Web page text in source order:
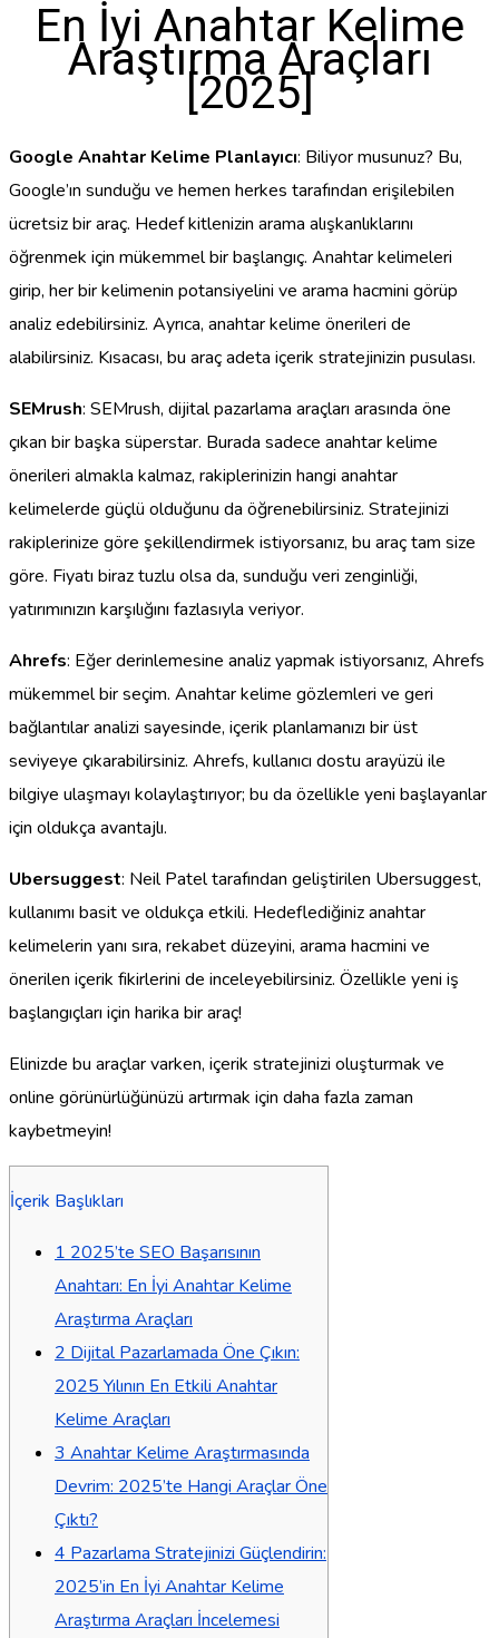
En İyi Anahtar Kelime
Araştırma Araçları
[2025]
Google Anahtar Kelime Planlayıcı: Biliyor musunuz? Bu,
Google’ın sunduğu ve hemen herkes tarafından erişilebilen
ücretsiz bir araç. Hedef kitlenizin arama alışkanlıklarını
öğrenmek için mükemmel bir başlangıç. Anahtar kelimeleri
girip, her bir kelimenin potansiyelini ve arama hacmini görüp
analiz edebilirsiniz. Ayrıca, anahtar kelime önerileri de
alabilirsiniz. Kısacası, bu araç adeta içerik stratejinizin pusulası.
SEMrush: SEMrush, dijital pazarlama araçları arasında öne
çıkan bir başka süperstar. Burada sadece anahtar kelime
önerileri almakla kalmaz, rakiplerinizin hangi anahtar
kelimelerde güçlü olduğunu da öğrenebilirsiniz. Stratejinizi
rakiplerinize göre şekillendirmek istiyorsanız, bu araç tam size
göre. Fiyatı biraz tuzlu olsa da, sunduğu veri zenginliği,
yatırımınızın karşılığını fazlasıyla veriyor.
Ahrefs: Eğer derinlemesine analiz yapmak istiyorsanız, Ahrefs
mükemmel bir seçim. Anahtar kelime gözlemleri ve geri
bağlantılar analizi sayesinde, içerik planlamanızı bir üst
seviyeye çıkarabilirsiniz. Ahrefs, kullanıcı dostu arayüzü ile
bilgiye ulaşmayı kolaylaştırıyor; bu da özellikle yeni başlayanlar
için oldukça avantajlı.
Ubersuggest: Neil Patel tarafından geliştirilen Ubersuggest,
kullanımı basit ve oldukça etkili. Hedeflediğiniz anahtar
kelimelerin yanı sıra, rekabet düzeyini, arama hacmini ve
önerilen içerik fikirlerini de inceleyebilirsiniz. Özellikle yeni iş
başlangıçları için harika bir araç!
Elinizde bu araçlar varken, içerik stratejinizi oluşturmak ve
online görünürlüğünüzü artırmak için daha fazla zaman
kaybetmeyin!
İçerik Başlıkları
1 2025’te SEO Başarısının
Anahtarı: En İyi Anahtar Kelime
Araştırma Araçları
2 Dijital Pazarlamada Öne Çıkın:
2025 Yılının En Etkili Anahtar
Kelime Araçları
3 Anahtar Kelime Araştırmasında
Devrim: 2025’te Hangi Araçlar Öne
Çıktı?
4 Pazarlama Stratejinizi Güçlendirin:
2025’in En İyi Anahtar Kelime
Araştırma Araçları İncelemesi